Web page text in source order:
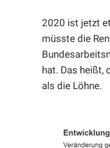
2020 ist jetzt
müsste die
hat. Das heißt,
als die Löhne.